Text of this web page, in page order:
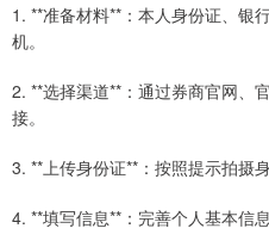
1. **准备材料**：本人身份证、银
机。
2. **选择渠道**：通过券商官网、
接。
3. **上传身份证**：按照提示拍摄
4. **填写信息**：完善个人基本信